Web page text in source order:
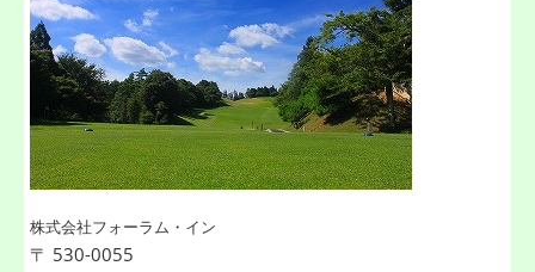
株式会社フォーラム・イン
〒 530-0055